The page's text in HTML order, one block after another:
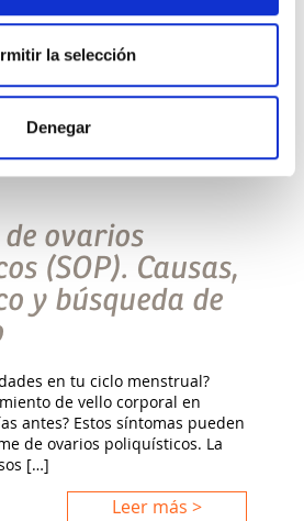
la selección
Denegar
ovarios
(SOP). Causas,
y búsqueda de
en tu ciclo menstrual?
de vello corporal en
antes? Estos síntomas pueden
de ovarios poliquísticos. La
[…]
Leer más >